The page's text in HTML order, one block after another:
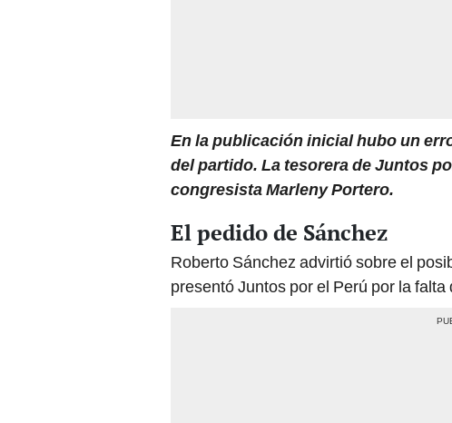
En la publicación inicial hubo un
del partido. La tesorera de Juntos
congresista Marleny Portero.
El pedido de Sánchez
Roberto Sánchez advirtió sobre el
presentó Juntos por el Perú por la